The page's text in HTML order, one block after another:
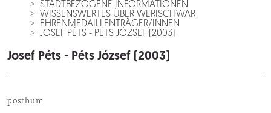
STADTBEZOGENE INFORMATIONEN
WISSENSWERTES ÜBER WERISCHWAR
EHRENMEDAILLENTRÄGER/INNEN
JOSEF PÉTS - PÉTS JÓZSEF (2003)
Josef Péts - Péts József (2003)
posthum